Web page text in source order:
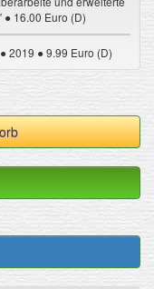
● 16.00 Euro (D)
2019 ● 9.99 Euro (D)